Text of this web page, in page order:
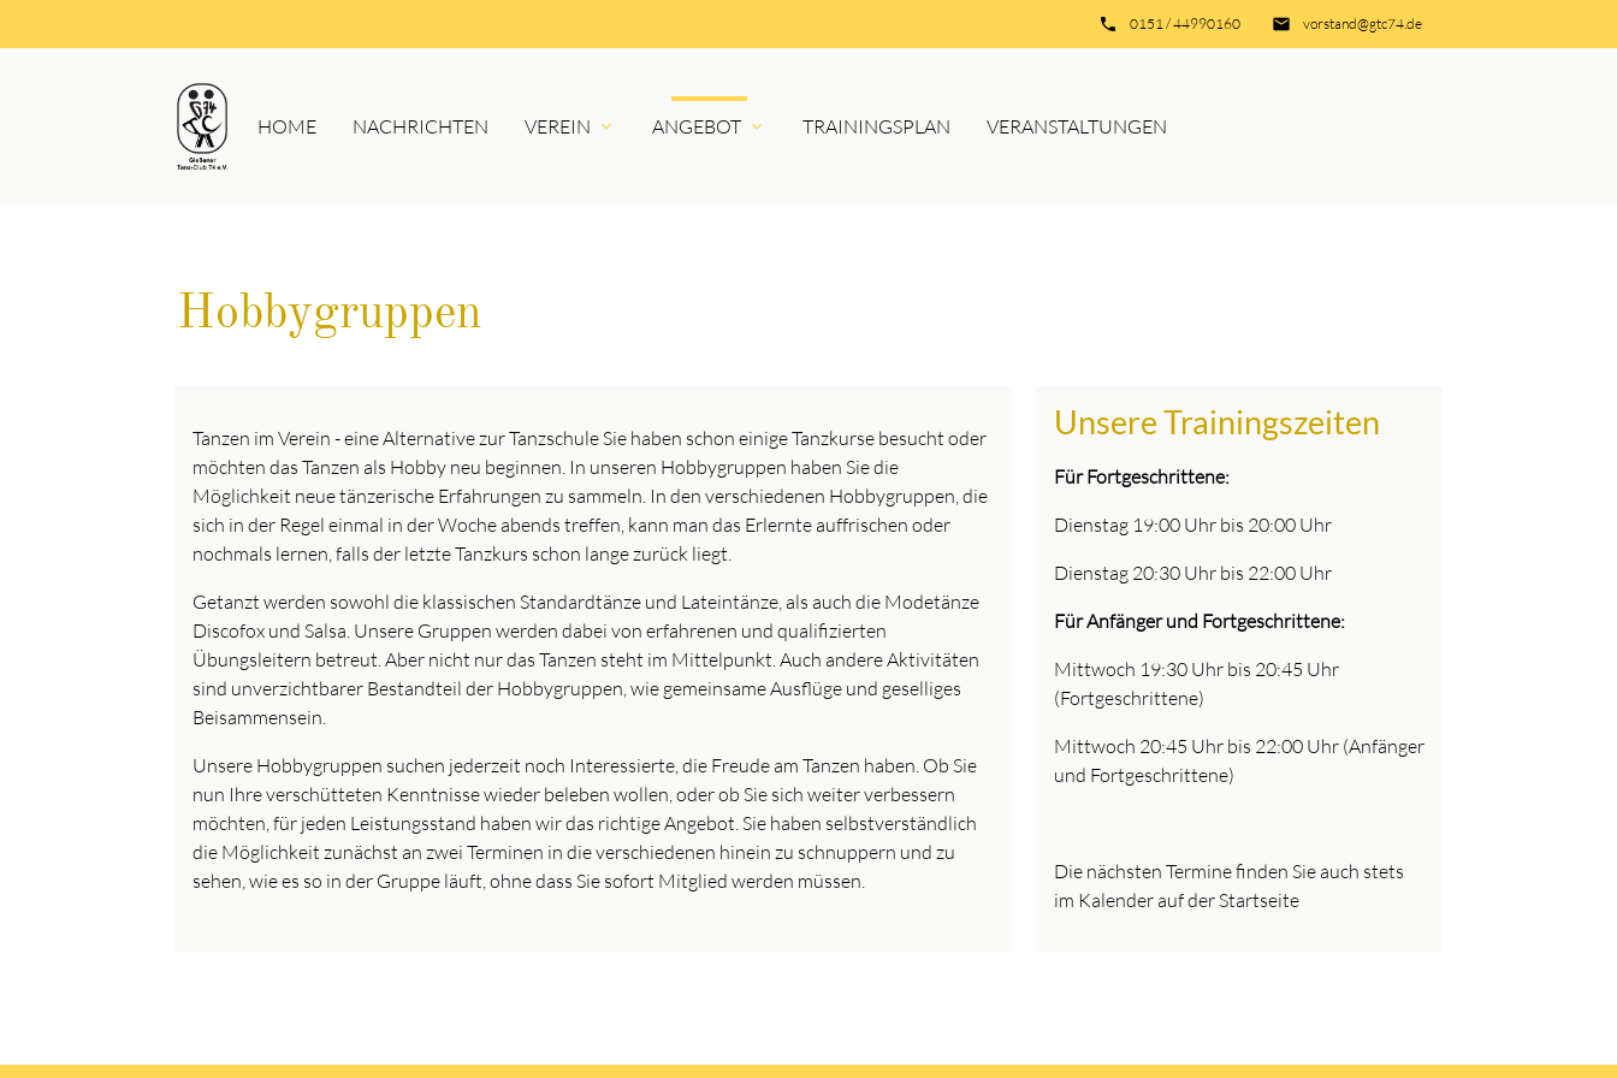
email vorstand@gtc74.de
phone 0151 / 44990160
HOME NACHRICHTEN VEREIN ANGEBOT TRAININGSPLAN VERANSTALTUNGEN
Hobbygruppen
Tanzen im Verein - eine Alternative zur Tanzschule Sie haben schon einige Tanzkurse besucht oder
möchten das Tanzen als Hobby neu beginnen. In unseren Hobbygruppen haben Sie die
Möglichkeit neue tänzerische Erfahrungen zu sammeln. In den verschiedenen Hobbygruppen, die
sich in der Regel einmal in der Woche abends treffen, kann man das Erlernte auffrischen oder
nochmals lernen, falls der letzte Tanzkurs schon lange zurück liegt.
Getanzt werden sowohl die klassischen Standardtänze und Lateintänze, als auch die Modetänze
Discofox und Salsa. Unsere Gruppen werden dabei von erfahrenen und qualifizierten
Übungsleitern betreut. Aber nicht nur das Tanzen steht im Mittelpunkt. Auch andere Aktivitäten
sind unverzichtbarer Bestandteil der Hobbygruppen, wie gemeinsame Ausflüge und geselliges
Beisammensein.
Unsere Hobbygruppen suchen jederzeit noch Interessierte, die Freude am Tanzen haben. Ob Sie
nun Ihre verschütteten Kenntnisse wieder beleben wollen, oder ob Sie sich weiter verbessern
möchten, für jeden Leistungsstand haben wir das richtige Angebot. Sie haben selbstverständlich
die Möglichkeit zunächst an zwei Terminen in die verschiedenen hinein zu schnuppern und zu
sehen, wie es so in der Gruppe läuft, ohne dass Sie sofort Mitglied werden müssen.
Unsere Trainingszeiten
Für Fortgeschrittene:
Dienstag 19:00 Uhr bis 20:00 Uhr
Dienstag 20:30 Uhr bis 22:00 Uhr
Für Anfänger und Fortgeschrittene:
Mittwoch 19:30 Uhr bis 20:45 Uhr
(Fortgeschrittene)
Mittwoch 20:45 Uhr bis 22:00 Uhr (Anfänger
und Fortgeschrittene)
Die nächsten Termine finden Sie auch stets
im Kalender auf der Startseite